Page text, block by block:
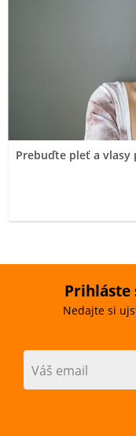
Prebuďte pleť a vlasy
Prihláste
Nedajte si
Váš email